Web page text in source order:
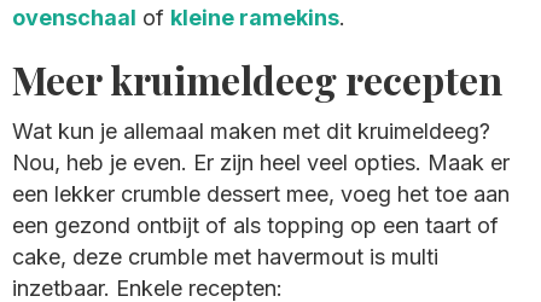
ovenschaal of kleine ramekins.
Meer kruimeldeeg recepten
Wat kun je allemaal maken met dit kruimeldeeg?
Nou, heb je even. Er zijn heel veel opties. Maak er
een lekker crumble dessert mee, voeg het toe aan
een gezond ontbijt of als topping op een taart of
cake, deze crumble met havermout is multi
inzetbaar. Enkele recepten: